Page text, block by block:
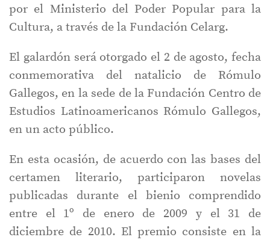
por el Ministerio del Poder Popular para la
Cultura, a través de la Fundación Celarg.
El galardón será otorgado el 2 de agosto, fecha
conmemorativa del natalicio de Rómulo
Gallegos, en la sede de la Fundación Centro de
Estudios Latinoamericanos Rómulo Gallegos,
en un acto público.
En esta ocasión, de acuerdo con las bases del
certamen literario, participaron novelas
publicadas durante el bienio comprendido
entre el 1º de enero de 2009 y el 31 de
diciembre de 2010. El premio consiste en la